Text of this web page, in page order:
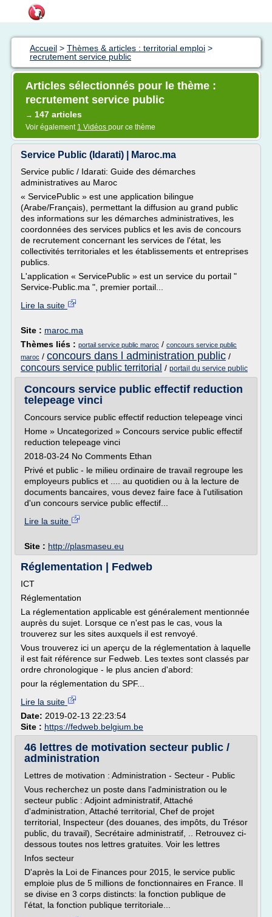
Accueil > Thèmes & articles : territorial emploi >
recrutement service public
Articles sélectionnés pour le thème :
recrutement service public
→ 147 articles
Voir également 1 Vidéos pour ce thème
Service Public (Idarati) | Maroc.ma
Service public / Idarati: Guide des démarches
administratives au Maroc
« ServicePublic » est une application bilingue
(Arabe/Français), permettant la diffusion au grand public
des informations sur les démarches administratives, les
coordonnées des services publics et les avis de concours
de recrutement concernant les services de l'état, les
collectivités territoriales et les établissements et entreprises
publics.
L'application « ServicePublic » est un service du portail "
Service-Public.ma ", premier portail...
Lire la suite
Site : maroc.ma
Thèmes liés : portail service public maroc / concours service public
maroc / concours dans l administration public /
concours service public territorial / portail du service public
Concours service public effectif reduction
telepeage vinci
Concours service public effectif reduction telepeage vinci
Home » Uncategorized » Concours service public effectif
reduction telepeage vinci
2018-03-24 No Comments Ethan
Privé et public - le milieu ordinaire de travail regroupe les
employeurs publics et .... au quotidien ou à la lecture de
documents bancaires, vous devez faire face à l'utilisation
d'un concours service public effectif...
Lire la suite
Site : http://plasmaseu.eu
Réglementation | Fedweb
ICT
Réglementation
La réglementation applicable est généralement mentionnée
auprès du sujet. Lorsque ce n'est pas le cas, vous la
trouverez sur les sites auxquels il est renvoyé.
Vous trouverez ici un aperçu de la réglementation à laquelle
il est fait référence sur Fedweb. Les textes sont classés par
ordre chronologique - le plus ancien d'abord:
pour la réglementation du SPF...
Lire la suite
Date: 2019-02-13 22:23:54
Site : https://fedweb.belgium.be
46 lettres de motivation secteur public /
administration
Lettres de motivation : Administration - Secteur - Public
Vous recherchez un poste dans l'administration ou le
secteur public : Adjoint administratif, Attaché
d'administration, Attaché territorial, Chef de projet
territorial, Inspecteur (des douanes, des impôts, du Trésor
public, du travail), Secrétaire administratif, .. Retrouvez ci-
dessous toutes nos lettres gratuites. Voir les lettres
Infos secteur
D'après la Loi de Finances pour 2015, le service public
emploie plus de 5 millions de fonctionnaires en France. Il
se divise en 3 corps distincts: la fonction publique de
l'état, la fonction publique territoriale...